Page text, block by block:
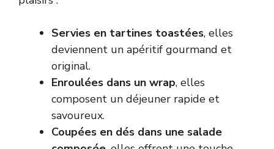
Servies en tartines toastées, elles
deviennent un apéritif gourmand et
original.
Enroulées dans un wrap, elles
composent un déjeuner rapide et
savoureux.
Coupées en dés dans une salade